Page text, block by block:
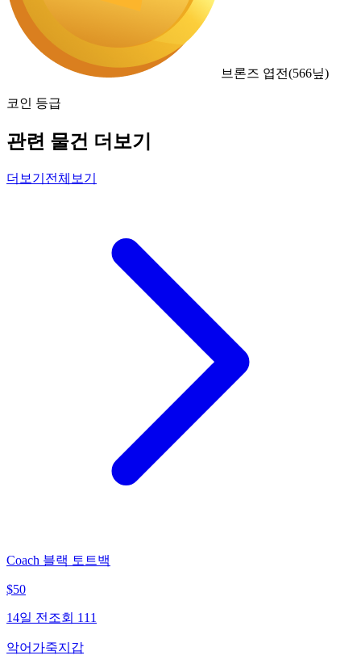
브론즈 엽전(566닢)
코인 등급
관련 물건 더보기
더보기 전체보기
Coach 블랙 토트백
$50
14일 전 조회 111
악어가죽지갑